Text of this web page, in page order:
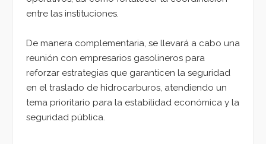
entre las instituciones.
De manera complementaria, se llevará a cabo una
reunión con empresarios gasolineros para
reforzar estrategias que garanticen la seguridad
en el traslado de hidrocarburos, atendiendo un
tema prioritario para la estabilidad económica y la
seguridad pública.